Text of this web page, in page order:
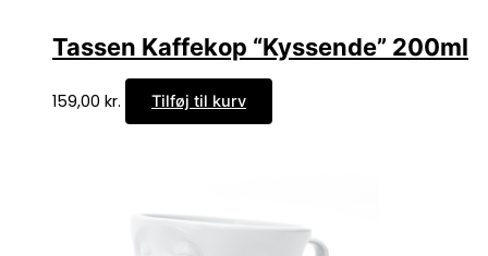
Tassen Kaffekop “Kyssende” 200ml
159,00 kr. Tilføj til kurv